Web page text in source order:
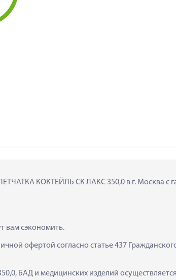
КОКТЕЙЛЬ СК ЛАКС 350,0 в г. Москва с
вам сэкономить.
офертой согласно статье 437
БАД и медицинских изделий